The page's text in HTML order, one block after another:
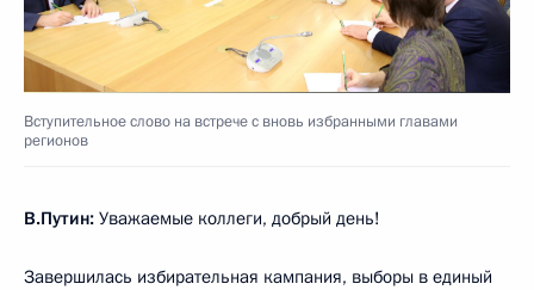
Вступительное слово на встрече с вновь избранными главами
регионов
В.Путин: Уважаемые коллеги, добрый день!
Завершилась избирательная кампания, выборы в единый